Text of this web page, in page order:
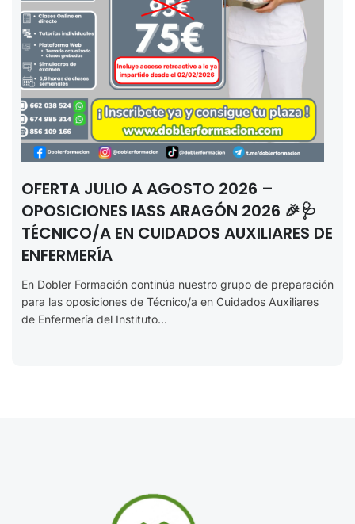
OFERTA JULIO A AGOSTO 2026 –
OPOSICIONES IASS ARAGÓN 2026 🎉🩺
TÉCNICO/A EN CUIDADOS AUXILIARES DE
ENFERMERÍA
En Dobler Formación continúa nuestro grupo de preparación
para las oposiciones de Técnico/a en Cuidados Auxiliares
de Enfermería del Instituto...